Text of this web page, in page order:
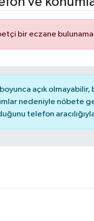
bir eczane
açık
nedeniyle nöbete
telefon